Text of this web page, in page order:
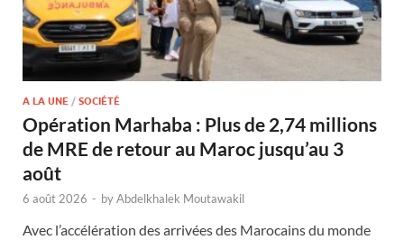
A LA UNE / SOCIÉTÉ
Opération Marhaba : Plus de 2,74 millions
de MRE de retour au Maroc jusqu’au 3
août
6 août 2026 - byAbdelkhalek Moutawakil
Avec l’accélération des arrivées des Marocains du monde